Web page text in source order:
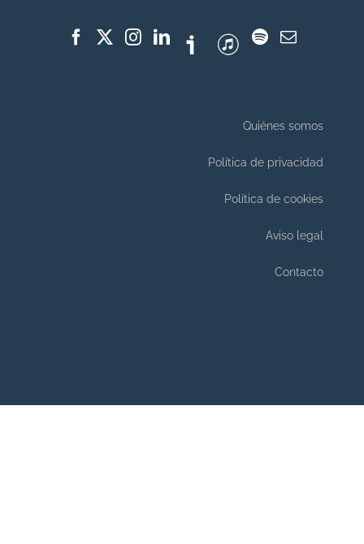
Quiénes somos
Política de privacidad
Política de cookies
Aviso legal
Contacto